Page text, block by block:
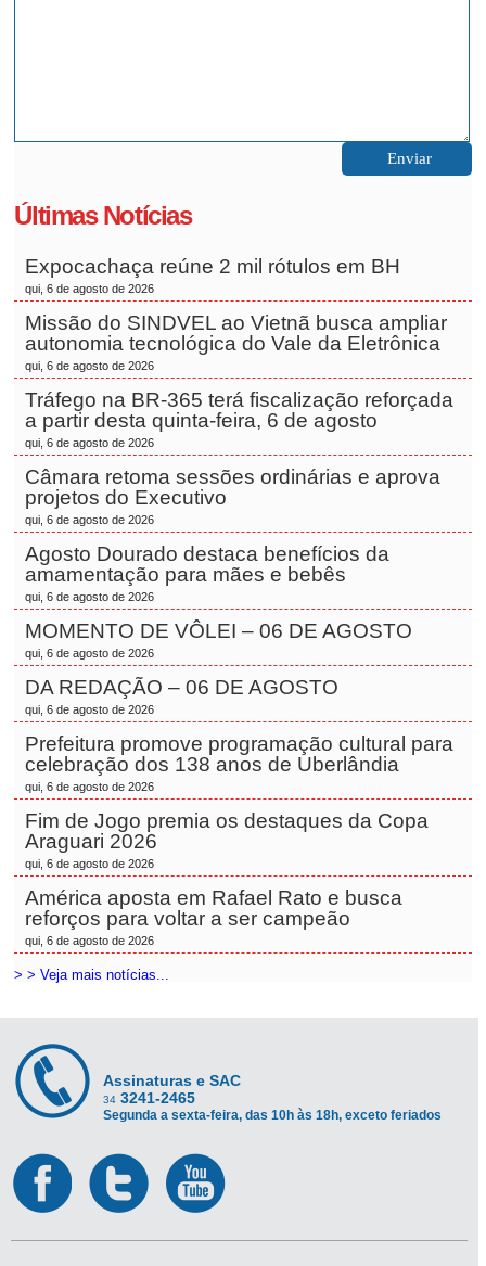
Últimas Notícias
Expocachaça reúne 2 mil rótulos em BH
qui, 6 de agosto de 2026
Missão do SINDVEL ao Vietnã busca ampliar
autonomia tecnológica do Vale da Eletrônica
qui, 6 de agosto de 2026
Tráfego na BR-365 terá fiscalização reforçada
a partir desta quinta-feira, 6 de agosto
qui, 6 de agosto de 2026
Câmara retoma sessões ordinárias e aprova
projetos do Executivo
qui, 6 de agosto de 2026
Agosto Dourado destaca benefícios da
amamentação para mães e bebês
qui, 6 de agosto de 2026
MOMENTO DE VÔLEI – 06 DE AGOSTO
qui, 6 de agosto de 2026
DA REDAÇÃO – 06 DE AGOSTO
qui, 6 de agosto de 2026
Prefeitura promove programação cultural para
celebração dos 138 anos de Uberlândia
qui, 6 de agosto de 2026
Fim de Jogo premia os destaques da Copa
Araguari 2026
qui, 6 de agosto de 2026
América aposta em Rafael Rato e busca
reforços para voltar a ser campeão
qui, 6 de agosto de 2026
> > Veja mais notícias...
Assinaturas e SAC
34 3241-2465
Segunda a sexta-feira, das 10h às 18h, exceto feriados